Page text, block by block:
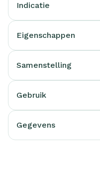
Indicatie
Eigenschappen
Samenstelling
Gebruik
Gegevens